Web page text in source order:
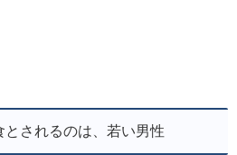
とされるのは、若い男性